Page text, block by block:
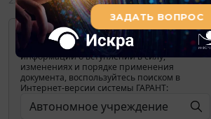
Для просмотра актуального текста
документа и получения полной
информации о вступлении в силу,
изменениях и порядке применения
документа, воспользуйтесь поиском в
Интернет-версии системы ГАРАНТ: